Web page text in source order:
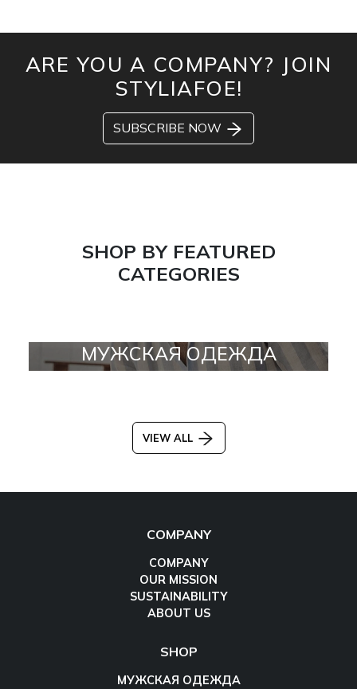
ARE YOU A COMPANY? JOIN
STYLIAFOE!
SUBSCRIBE NOW
SHOP BY FEATURED
CATEGORIES
МУЖСКАЯ ОДЕЖДА
VIEW ALL
COMPANY
COMPANY
OUR MISSION
SUSTAINABILITY
ABOUT US
SHOP
МУЖСКАЯ ОДЕЖДА